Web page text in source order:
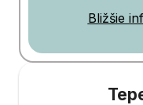
Bližšie